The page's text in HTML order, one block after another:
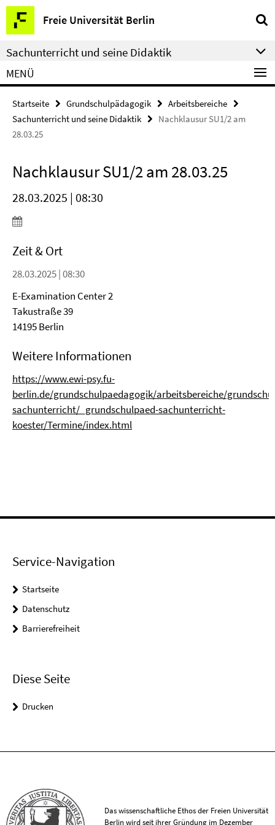
Springe
direkt
zu
Inhalt
Freie Universität Berlin
Service-
Navigation
Sachunterricht und seine Didaktik
MENÜ
Startseite Grundschulpädagogik
Arbeitsbereiche
Sachunterricht und seine Didaktik
Nachklausur SU1/2 am
28.03.25
Nachklausur SU1/2 am 28.03.25
28.03.2025 | 08:30
Zeit & Ort
28.03.2025 | 08:30
E-Examination Center 2
Takustraße 39
14195 Berlin
Weitere Informationen
https://www.ewi-psy.fu-
berlin.de/grundschulpaedagogik/arbeitsbereiche/
sachunterricht/_grundschulpaed-sachunterricht-
koester/Termine/index.html
Service-Navigation
Startseite
Datenschutz
Barrierefreiheit
Diese Seite
Drucken
Das wissenschaftliche Ethos der Freien Universität
Berlin wird seit ihrer Gründung im Dezember